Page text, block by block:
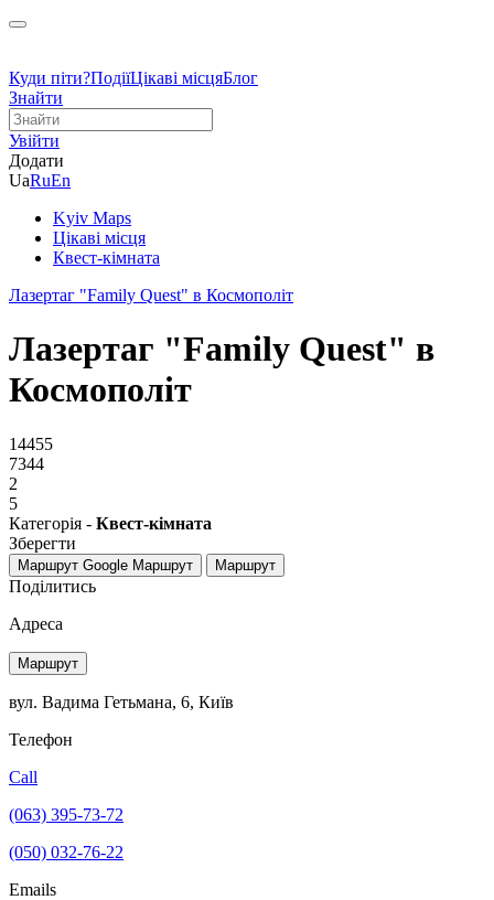
Куди піти?ПодіїЦікаві місцяБлог
Знайти
Увійти
Додати
UaRuEn
Kyiv Maps
Цікаві місця
Квест-кімната
Лазертаг "Family Quest" в Космополіт
Лазертаг "Family Quest" в
Космополіт
14455
7344
2
5
Категорія - Квест-кімната
Зберегти
Маршрут Google Маршрут Маршрут
Поділитись
Адреса
Маршрут
вул. Вадима Гетьмана, 6, Київ
Телефон
Call
(063) 395-73-72
(050) 032-76-22
Emails